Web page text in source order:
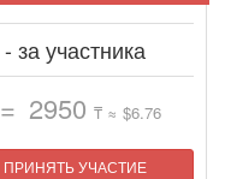
- за участника
= 2950 ₸ ≈ $6.76
ПРИНЯТЬ УЧАСТИЕ